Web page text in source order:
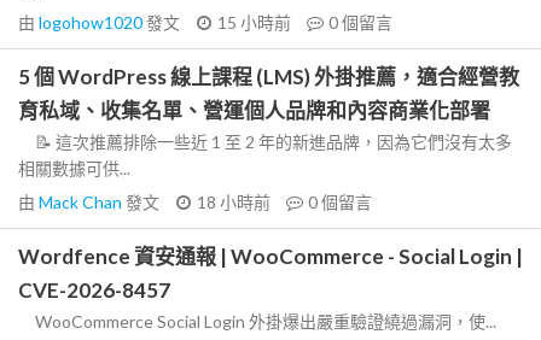
由 logohow1020發文 15 小時前 0個留言
5 個 WordPress 線上課程 (LMS) 外掛推薦，適合經營教
育私域、收集名單、營運個人品牌和內容商業化部署
📝 這次推薦排除一些近 1 至 2 年的新進品牌，因為它們沒有太多
相關數據可供...
由 Mack Chan 發文 18 小時前 0個留言
Wordfence 資安通報 | WooCommerce - Social Login |
CVE-2026-8457
WooCommerce Social Login 外掛爆出嚴重驗證繞過漏洞，使...